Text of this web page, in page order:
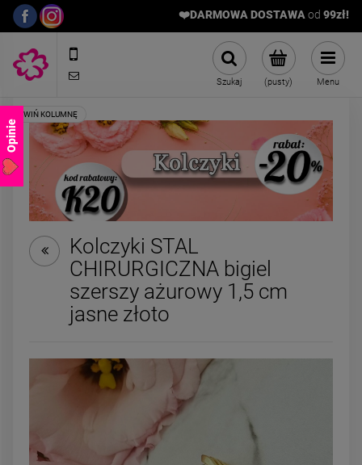
❤️DARMOWA DOSTAWA od 99zł!
sklep@stalowelove.com.pl (pusty)
Szukaj Menu
Naszyjnik kamienie
HEMATYT AGAT
ciemny
89,00 zł
DO KOSZYKA
ZESTAW bransoletki
CHIRURGICZNA
Kolczyki STAL
CHIRURGICZNA bigiel
szerszy ażurowy 1,5 cm
jasne złoto
Opinie